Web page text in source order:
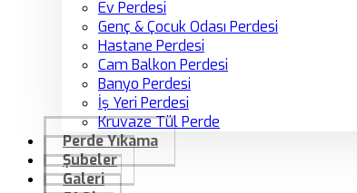
Ev Perdesi
Genç & Çocuk Odası Perdesi
Hastane Perdesi
Cam Balkon Perdesi
Banyo Perdesi
İş Yeri Perdesi
Kruvaze Tül Perde
Perde Yıkama
Şubeler
Galeri